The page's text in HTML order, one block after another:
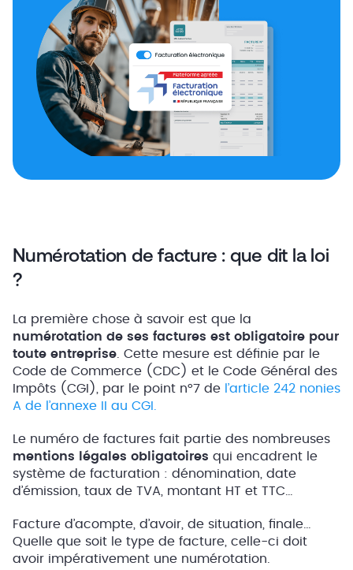
Numérotation de facture : que dit la loi
?
La première chose à savoir est que la
numérotation de ses factures est obligatoire pour
toute entreprise. Cette mesure est définie par le
Code de Commerce (CDC) et le Code Général des
Impôts (CGI), par le point n°7 de l’article 242 nonies
A de l’annexe II au CGI.
Le numéro de factures fait partie des nombreuses
mentions légales obligatoires qui encadrent le
système de facturation : dénomination, date
d’émission, taux de TVA, montant HT et TTC…
Facture d’acompte, d’avoir, de situation, finale…
Quelle que soit le type de facture, celle-ci doit
avoir impérativement une numérotation.